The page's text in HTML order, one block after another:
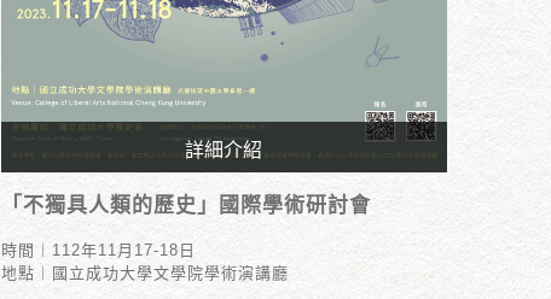
詳細介紹
時間︱112年11月17-18日
地點︱國立成功大學文學院學術演講廳
「不獨具人類的歷史」國際學術研討會
時間︱112年11月17-18日
地點︱國立成功大學文學院學術演講廳